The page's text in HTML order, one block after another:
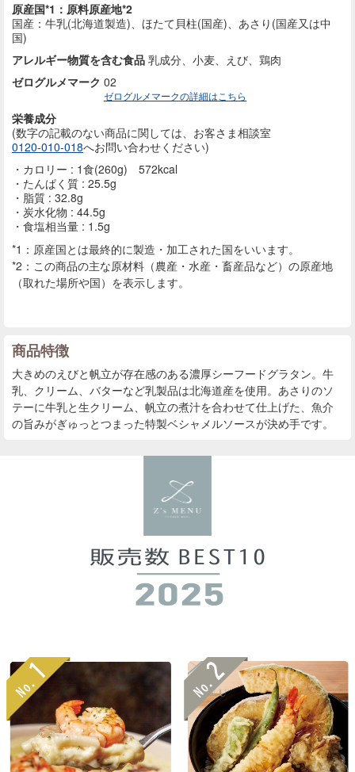
原産国*1：原料原産地*2
国産：牛乳(北海道製造)、ほたて貝柱(国産)、あさり(国産又は中
国)
アレルギー物質を含む食品 乳成分、小麦、えび、鶏肉
ゼログルメマーク 02
ゼログルメマークの詳細はこちら
栄養成分
(数字の記載のない商品に関しては、お客さま相談室
0120-010-018へお問い合わせください)
カロリー : 1食(260g) 572kcal
たんぱく質 : 25.5g
脂質 : 32.8g
炭水化物 : 44.5g
食塩相当量 : 1.5g
*1：原産国とは最終的に製造・加工された国をいいます。
*2：この商品の主な原材料（農産・水産・畜産品など）の原産地
（取れた場所や国）を表示します。
商品特徴
大きめのえびと帆立が存在感のある濃厚シーフードグラタン。牛
乳、クリーム、バターなど乳製品は北海道産を使用。あさりのソ
テーに牛乳と生クリーム、帆立の煮汁を合わせて仕上げた、魚介
の旨みがぎゅっとつまった特製ベシャメルソースが決め手です。